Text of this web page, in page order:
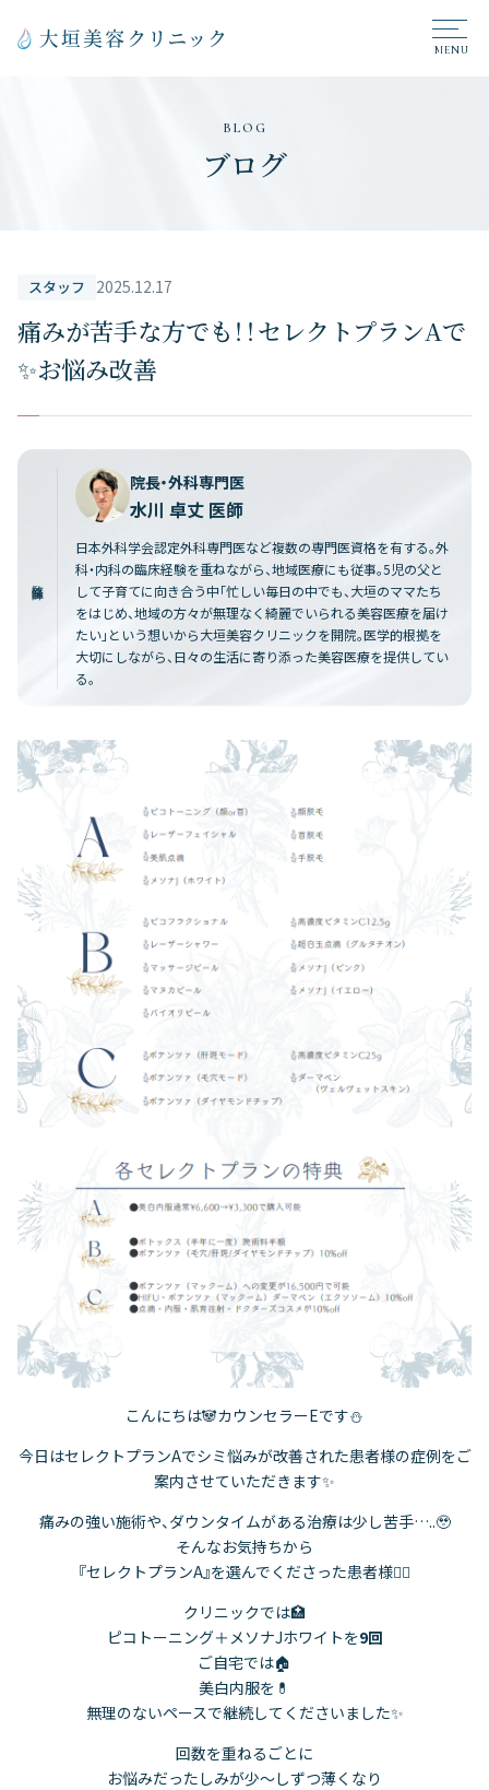
BLOG
ブログ
スタッフ 2025.12.17
痛みが苦手な方でも！！セレクトプランAで
✨お悩み改善
院長・外科専門医
水川 卓丈 医師
日本外科学会認定外科専門医など複数の専門医資格を有する。外
科・内科の臨床経験を重ねながら、地域医療にも従事。5児の父と
して子育てに向き合う中「忙しい毎日の中でも、大垣のママたち
をはじめ、地域の方々が無理なく綺麗でいられる美容医療を届け
たい」という想いから大垣美容クリニックを開院。医学的根拠を
大切にしながら、日々の生活に寄り添った美容医療を提供してい
る。
こんにちは🐼カウンセラーEです⛄️
今日はセレクトプランAでシミ悩みが改善された患者様の症例をご
案内させていただきます✨
痛みの強い施術や、ダウンタイムがある治療は少し苦手…..🥹
そんなお気持ちから
『セレクトプランA』を選んでくださった患者様👯‍♀️
クリニックでは🏥
ピコトーニング＋メソナJホワイトを9回
ご自宅では🏠
美白内服を💊
無理のないペースで継続してくださいました✨
回数を重ねるごとに
お悩みだったしみが少〜しずつ薄くなり